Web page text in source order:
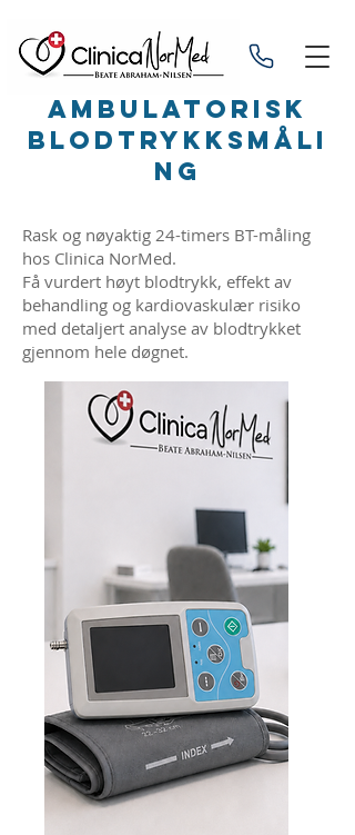
AMBULATORISK
BLODTRYKKSMÅLI
NG
Rask og nøyaktig 24-timers BT-måling
hos Clinica NorMed.
Få vurdert høyt blodtrykk, effekt av
behandling og kardiovaskulær risiko
med detaljert analyse av blodtrykket
gjennom hele døgnet.